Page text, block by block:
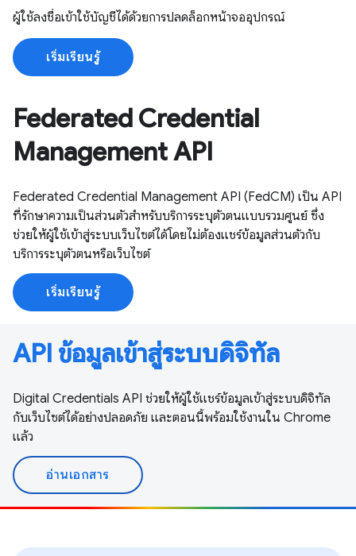
ผู้ใช้ลงชื่อเข้าใช้บัญชีได้ด้วยการปลดล็อกหน้าจออุปกรณ์
เริ่มเรียนรู้
Federated Credential
Management API
Federated Credential Management API (FedCM) เป็น API
ที่รักษาความเป็นส่วนตัวสำหรับบริการระบุตัวตนแบบรวมศูนย์ ซึ่ง
ช่วยให้ผู้ใช้เข้าสู่ระบบเว็บไซต์ได้โดยไม่ต้องแชร์ข้อมูลส่วนตัวกับ
บริการระบุตัวตนหรือเว็บไซต์
เริ่มเรียนรู้
API ข้อมูลเข้าสู่ระบบดิจิทัล
Digital Credentials API ช่วยให้ผู้ใช้แชร์ข้อมูลเข้าสู่ระบบดิจิทัล
กับเว็บไซต์ได้อย่างปลอดภัย และตอนนี้พร้อมใช้งานใน Chrome
แล้ว
อ่านเอกสาร